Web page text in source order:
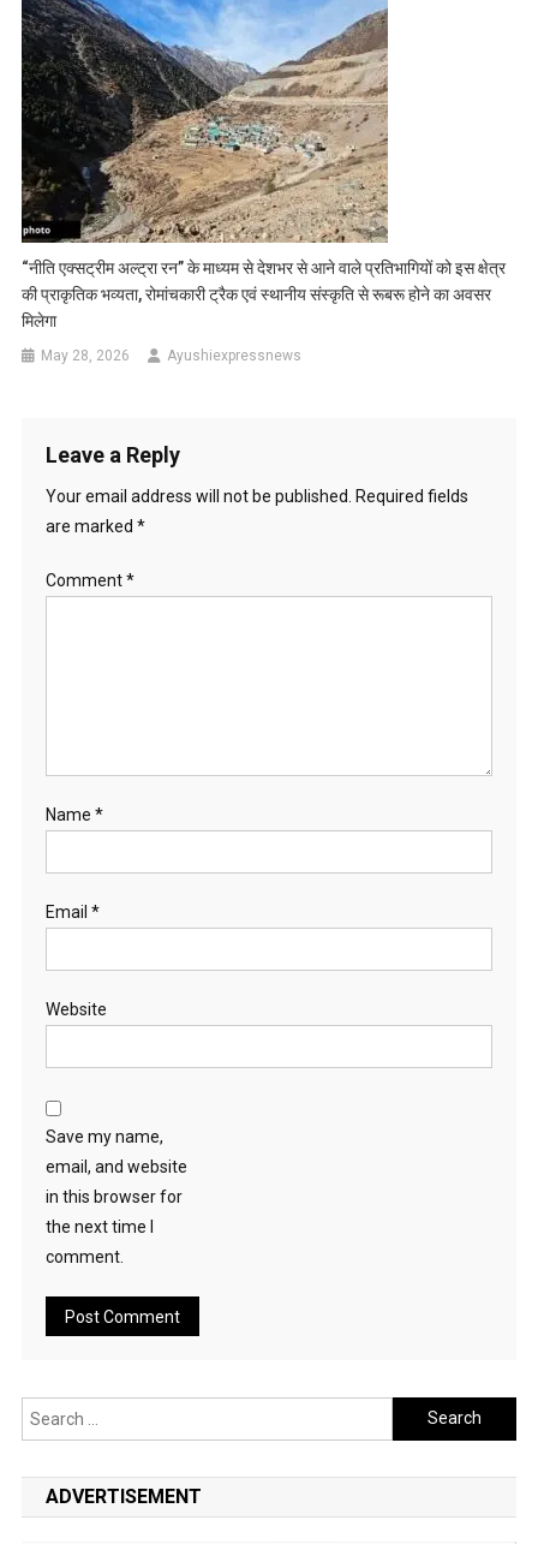
“नीति एक्सट्रीम अल्ट्रा रन” के माध्यम से देशभर से आने वाले प्रतिभागियों को इस क्षेत्र
की प्राकृतिक भव्यता, रोमांचकारी ट्रैक एवं स्थानीय संस्कृति से रूबरू होने का अवसर
मिलेगा
May 28, 2026 Ayushiexpressnews
Leave a Reply
Your email address will not be published.
Required fields
are marked *
Comment*
Name *
Email *
Website
Save my name,
email, and website
in this browser for
the next time I
comment.
Search
for:
ADVERTISEMENT